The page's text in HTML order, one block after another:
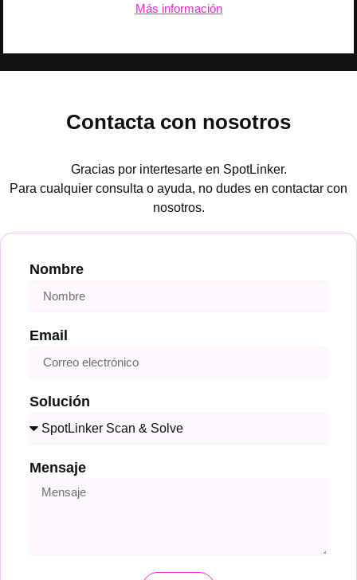
Más información
Contacta con nosotros
Gracias por intertesarte en SpotLinker.
Para cualquier consulta o ayuda, no dudes en contactar con
nosotros.
Nombre
Email
Solución
Mensaje